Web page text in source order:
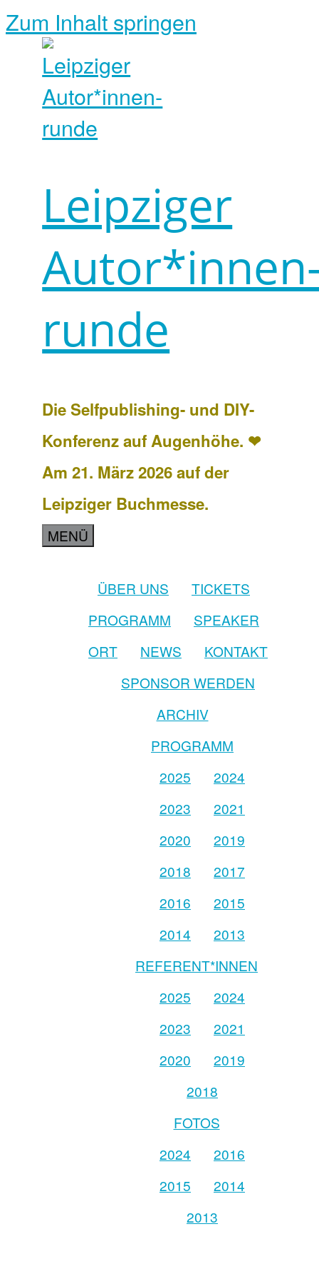
Zum Inhalt springen
Leipziger
runde
Die Selfpublishing- und DIY-
Konferenz auf Augenhöhe. ❤
Am 21. März 2026 auf der
Leipziger Buchmesse.
MENÜ
ÜBER UNS
TICKETS
PROGRAMM
SPEAKER
ORT
NEWS
KONTAKT
SPONSOR WERDEN
ARCHIV
PROGRAMM
2025
2024
2023
2021
2020
2019
2018
2017
2016
2015
2014
2013
REFERENT*INNEN
2025
2024
2023
2021
2020
2019
2018
FOTOS
2024
2016
2015
2014
2013